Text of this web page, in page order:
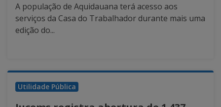
A população de Aquidauana terá acesso aos
serviços da Casa do Trabalhador durante mais uma
edição do...
Utilidade Pública